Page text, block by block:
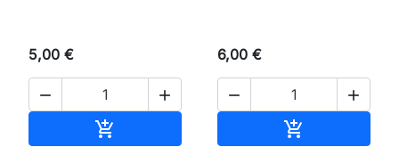
5,00 €
 

6,00 €
 
